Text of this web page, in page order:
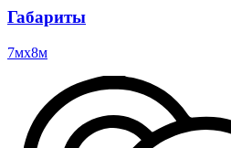
Габариты
7мх8м